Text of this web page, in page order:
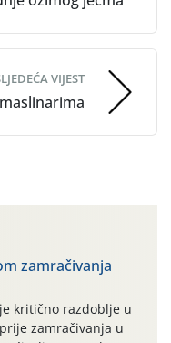
VIJEST
zamračivanja
kritično razdoblje u
zamračivanja u